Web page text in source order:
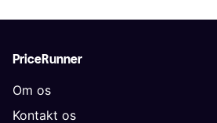
PriceRunner
Om os
Kontakt os